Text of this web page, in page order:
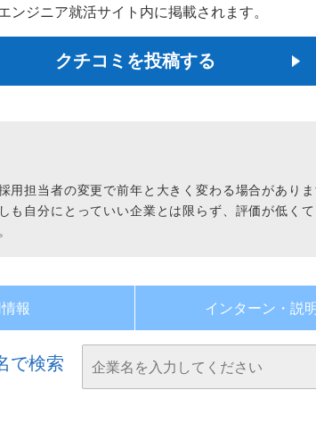
ジニア就活サイト内に掲載されます。
クチコミを投稿する
担当者の変更で前年と大きく変わる場合がありま
も自分にとっていい企業とは限らず、評価が低く
報 インターン・ 説
で検索